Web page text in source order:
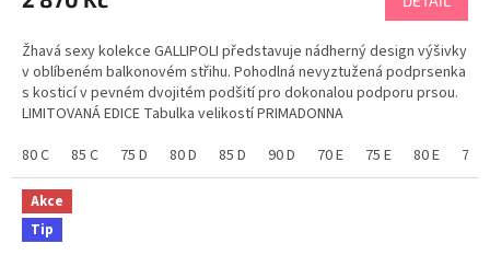
Žhavá sexy kolekce GALLIPOLI představuje nádherný design výšivky
v oblíbeném balkonovém střihu. Pohodlná nevyztužená podprsenka
s kosticí v pevném dvojitém podšití pro dokonalou podporu prsou.
LIMITOVANÁ EDICE Tabulka velikostí PRIMADONNA
80 C
85 C 75 D 80 D 85 D 90 D 70 E 75 E 80 E 75 F
Akce
Tip